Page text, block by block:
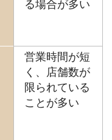
る場合が多い
営業時間が短
く、店舗数が
限られている
ことが多い